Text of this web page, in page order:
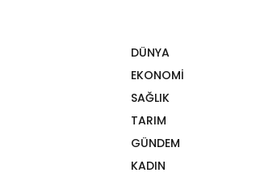
DÜNYA
EKONOMİ
SAĞLIK
TARIM
GÜNDEM
KADIN